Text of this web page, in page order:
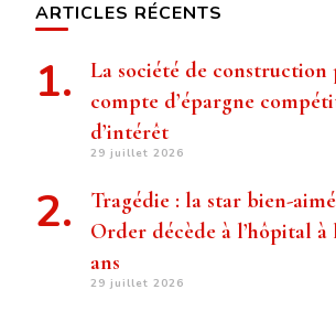
ARTICLES RÉCENTS
La société de construction
compte d’épargne
d’intérêt
29 juillet 2026
Tragédie : la star bien-
Order décède à l’hôpital à
ans
29 juillet 2026